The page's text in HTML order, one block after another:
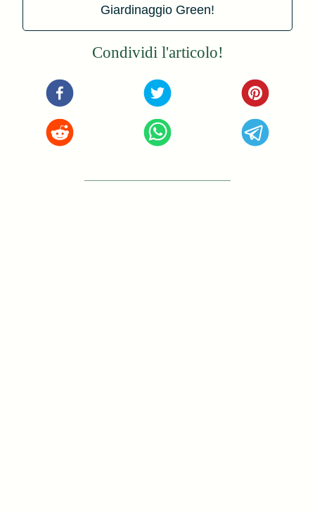
Giardinaggio Green!
Condividi l'articolo!